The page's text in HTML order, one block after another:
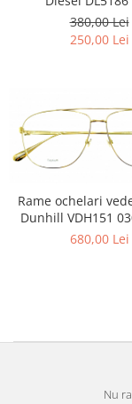
380,00 Lei
250,00 Lei
Rame ochelari
Dunhill VDH151
680,00 Lei
Nu